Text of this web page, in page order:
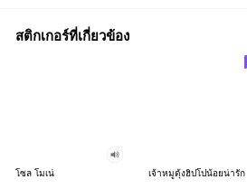
สติกเกอร์ที่เกี่ยวข้อง
โซล โมเน่ เจ้าหมูดุ้งฮิปโปน้อยน่ารัก